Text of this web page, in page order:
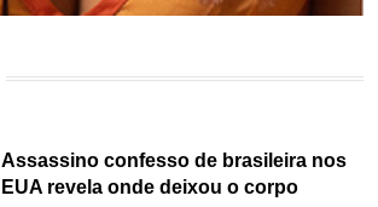
Assassino confesso de brasileira nos
EUA revela onde deixou o corpo